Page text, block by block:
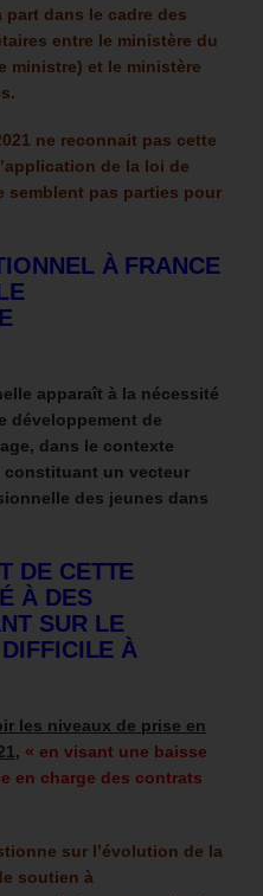
part dans le cadre des
entre le ministère du
ministre) et le ministère
ne reconnait pas cette
de la loi de
semblent pas parties pour
À FRANCE
apparaît à la nécessité
développement de
dans le contexte
constituant un vecteur
des jeunes dans
DE CETTE
À DES
SUR LE
À
les niveaux de prise en
, « en visant une baisse
en charge des contrats
sur l’évolution de la
soutien à